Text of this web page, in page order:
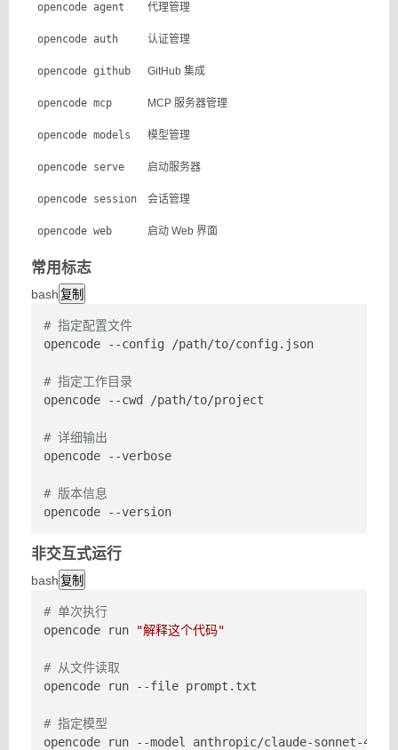
opencode agent 代理管理
opencode auth 认证管理
opencode github GitHub 集成
opencode mcp MCP 服务器管理
opencode models 模型管理
opencode serve 启动服务器
opencode session 会话管理
opencode web 启动 Web 界面
常用标志
bash 复制
# 指定配置文件
opencode --config /path/to/config.json
# 指定工作目录
opencode --cwd /path/to/project
# 详细输出
opencode --verbose
# 版本信息
opencode --version
非交互式运行
bash 复制
# 单次执行
opencode run
"解释这个代码"
# 从文件读取
opencode run --file prompt.txt
# 指定模型
opencode run --model anthropic/claude-sonnet-4-